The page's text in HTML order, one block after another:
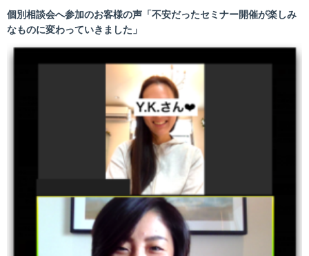
個別相談会へ参加のお客様の声「不安だったセミナー開催が楽しみ
なものに変わっていきました」